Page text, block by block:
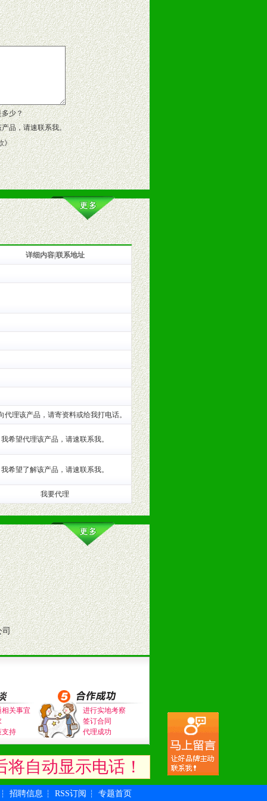
作手册、专柜咨询手册等各种市
趋势与流行。
养建康知识。为经销商、分销商
多少？
品，请速联系我。
》
详细内容|联系地址
代理该产品，请寄资料或给我打电话。
我希望代理该产品，请速联系我。
我希望了解该产品，请速联系我。
我要代理
司
关事宜
支持
进行实地考察
签订合同
代理成功
自动显示电话！
┆ 招聘信息 ┆ RSS订阅 ┆ 专题首页